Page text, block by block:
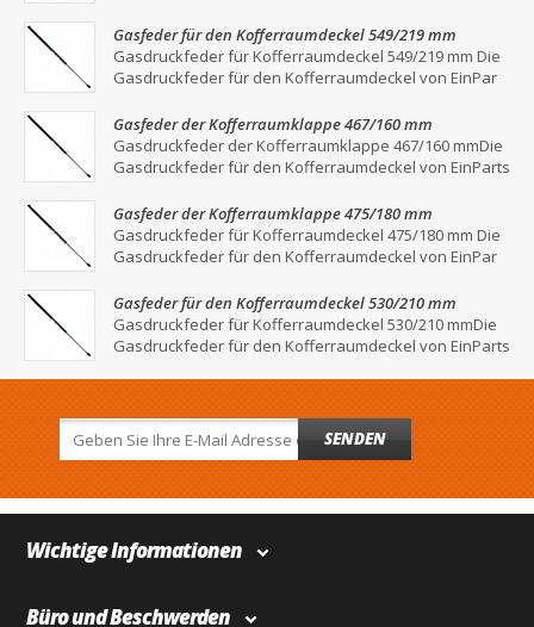
Gasfeder für den Kofferraumdeckel 549/219 mm
Gasdruckfeder für Kofferraumdeckel 549/219 mm Die
Gasdruckfeder für den Kofferraumdeckel von EinPar
Gasfeder der Kofferraumklappe 467/160 mm
Gasdruckfeder der Kofferraumklappe 467/160 mmDie
Gasdruckfeder für den Kofferraumdeckel von EinParts
Gasfeder der Kofferraumklappe 475/180 mm
Gasdruckfeder für Kofferraumdeckel 475/180 mm Die
Gasdruckfeder für den Kofferraumdeckel von EinPar
Gasfeder für den Kofferraumdeckel 530/210 mm
Gasdruckfeder für Kofferraumdeckel 530/210 mmDie
Gasdruckfeder für den Kofferraumdeckel von EinParts
SENDEN
Wichtige Informationen
Büro und Beschwerden